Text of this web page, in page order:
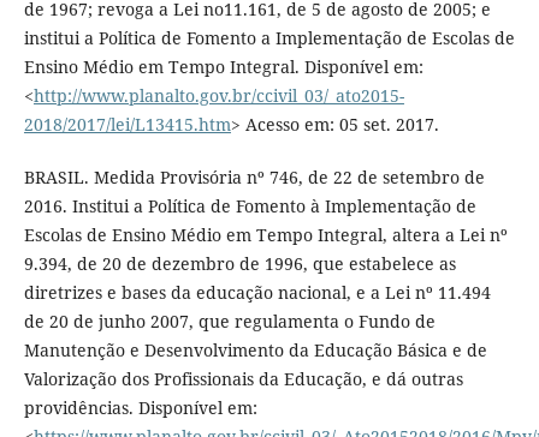
de 1967; revoga a Lei no11.161, de 5 de agosto de 2005; e
institui a Política de Fomento a Implementação de Escolas de
Ensino Médio em Tempo Integral. Disponível em:
<http://www.planalto.gov.br/ccivil_03/_ato2015-
2018/2017/lei/L13415.htm> Acesso em: 05 set. 2017.
BRASIL. Medida Provisória nº 746, de 22 de setembro de
2016. Institui a Política de Fomento à Implementação de
Escolas de Ensino Médio em Tempo Integral, altera a Lei nº
9.394, de 20 de dezembro de 1996, que estabelece as
diretrizes e bases da educação nacional, e a Lei nº 11.494
de 20 de junho 2007, que regulamenta o Fundo de
Manutenção e Desenvolvimento da Educação Básica e de
Valorização dos Profissionais da Educação, e dá outras
providências. Disponível em: